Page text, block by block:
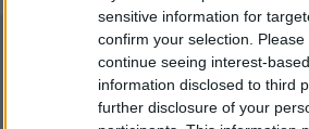
sensitive information for
confirm your selection.
continue seeing interest-
information disclosed to third
further disclosure of your